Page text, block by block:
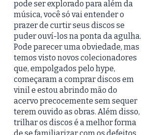
pode ser explorado para além da
música, você só vai entender o
prazer de curtir seus discos se
puder ouví-los na ponta da agulha.
Pode parecer uma obviedade, mas
temos visto novos colecionadores
que, empolgados pelo hype,
começaram a comprar discos em
vinil e estou abrindo mão do
acervo precocemente sem sequer
terem ouvido as obras. Além disso,
trilhar os discos é a melhor forma